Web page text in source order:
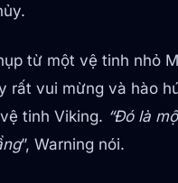
từ một vệ tinh nhỏ
rất vui mừng và hào
tinh Viking. “Đó là
”, Warning nói.